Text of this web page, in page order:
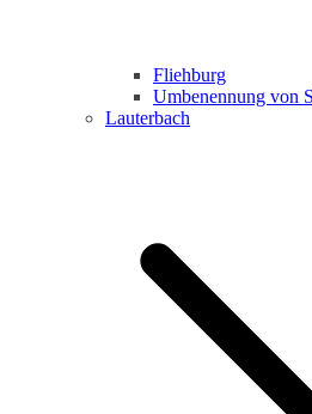
Fliehburg
Umbenennung von
Lauterbach